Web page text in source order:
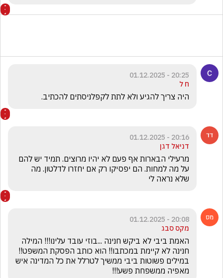
20:25 - 01.12.2025
ח ל
היה צריך להגיע ולא לתת לקפלניסתים להכתיב.
20:16 - 01.12.2025
דניאל דגן
שלא נראה לי
20:08 - 01.12.2025
מקס סבג
מאפיה ממשפחת פשע!!!